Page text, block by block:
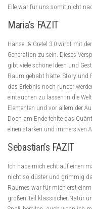
Eile war für uns somit nicht
Maria’s FAZIT
Hänsel & Gretel 3.0 wirbt mit
Generation zu sein. Dieses
gibt viele schöne Ideen und
Raum gehabt hätte. Story und
das Erlebnis noch runder
eintauchen zu lassen in die
Elementen und vor allem der
Doch am Ende fehlte das
einen starken und immersiven
Sebastian’s FAZIT
Ich habe mich echt auf einen
nicht so düster und grimmig
Raumes war für mich erst
großen Teil klassischer Natur